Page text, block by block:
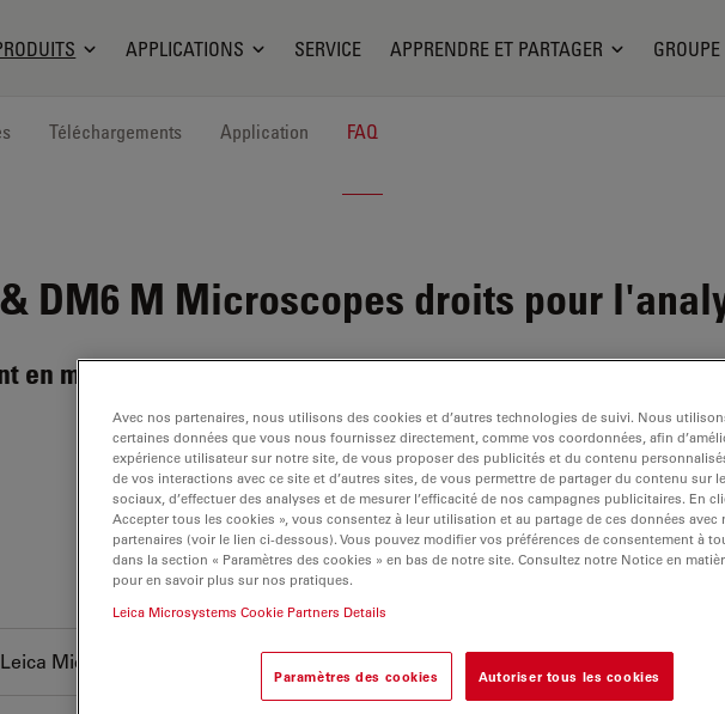
APPLICATIONS SERVICE APPRENDRE ET PARTAGER GROUPE
Téléchargements Application FAQ
DM6 M Microscopes droits pour
en mémoire
Microscope Assistant ?
Avec nos partenaires, nous utilisons des cookies et d’autres technologies de suivi. Nous
certaines données que vous nous fournissez directement, comme vos coordonnées, afin
expérience utilisateur sur notre site, de vous proposer des publicités et du contenu
de vos interactions avec ce site et d’autres sites, de vous permettre de partager du contenu sur
sociaux, d’effectuer des analyses et de mesurer l’efficacité de nos campagnes publicitaires. En
Accepter tous les cookies », vous consentez à leur utilisation et au partage de ces données avec
partenaires (voir le lien ci-dessous). Vous pouvez modifier vos préférences de consentement à
dans la section « Paramètres des cookies » en bas de notre site. Consultez notre Notice en
pour en savoir plus sur nos pratiques.
Leica Microsystems Cookie Partners Details
Paramètres des cookies Autoriser tous les cookies